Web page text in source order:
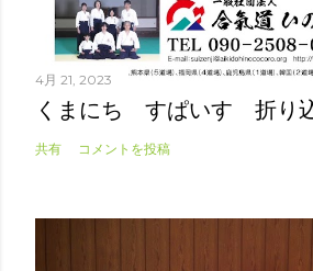
4月 21, 2023
くまにち すぱいす 折り
共有 コメントを投稿